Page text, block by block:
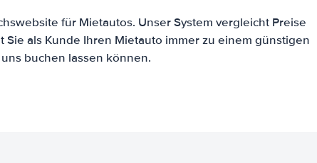
für Mietautos. Unser System vergleicht Preise
als Kunde Ihren Mietauto immer zu einem günstigen
buchen lassen können.